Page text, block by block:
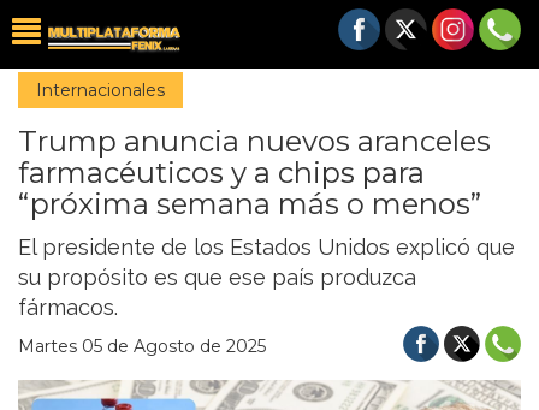
Internacionales
Trump anuncia nuevos aranceles
farmacéuticos y a chips para
“próxima semana más o menos”
El presidente de los Estados Unidos explicó que
su propósito es que ese país produzca
fármacos.
Martes 05 de Agosto de 2025